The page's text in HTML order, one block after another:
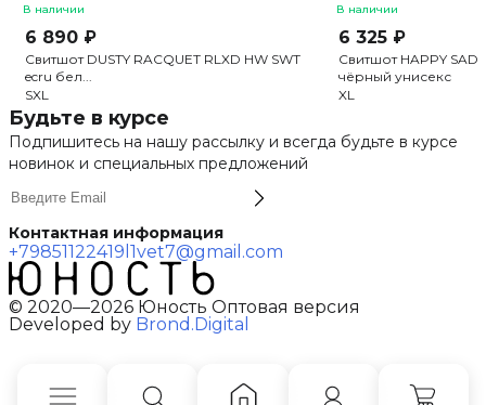
В наличии
6 890 ₽
Свитшот DUSTY RACQUET RLXD HW SWT
ecru бел...
SXL
В наличии
6 325 ₽
Свитшот HAPPY SAD
чёрный унисекс
XL
Будьте в курсе
Подпишитесь на нашу рассылку и всегда будьте в курсе
новинок и специальных предложений
Контактная информация
+79851122419 l1vet7@gmail.com
© 2020—2026 Юность Оптовая версия
Developed by Brond.Digital